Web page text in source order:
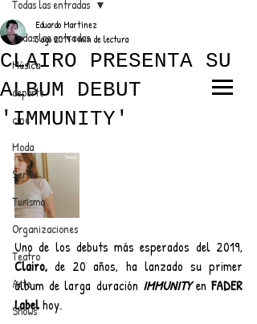
ANUNCIATE CON NOSOTROS
PARA MÁS INFORMACIÓN:
dinamicaseltrendytop@gmail.com
EL TRENDY TOP
CON EDDY MARTINEZ
Todas las entradas
Música
deporte
cine
Moda
Series
Turismo
Organizaciones
Teatro
Arte
Shows
Todas las entradas
CLAIRO PRESENTA SU
ALBUM DEBUT
'IMMUNITY'
Eduardo Martínez
5 ago 20191 min de lectura
Clairo, de 20 años, ha lanzado su primer
álbum de larga duración IMMUNITY en FADER
Label hoy.